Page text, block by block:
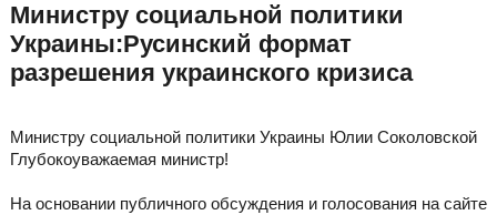
Министру социальной политики
Украины:Русинский формат
разрешения украинского кризиса
Министру социальной политики Украины Юлии Соколовской
Глубокоуважаемая министр!
На основании публичного обсуждения и голосования на сайте